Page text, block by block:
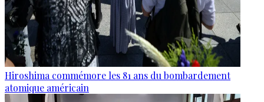
Hiroshima commémore les 81 ans du bombardement
atomique américain